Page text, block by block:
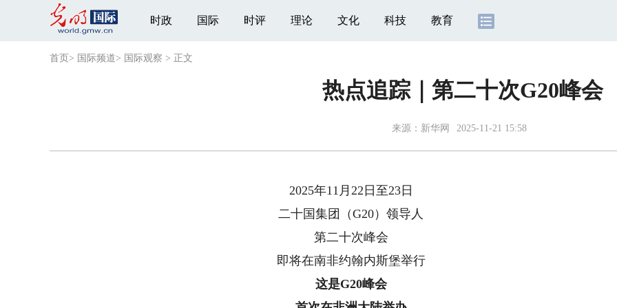
时政 国际 时评 理论 文化 科技 教育
首页 > 国际频道> 国际观察 > 正文
热点追踪｜第二十次G20峰会
来源： 新华网 2025-11-21 15:58
2025年11月22日至23日
二十国集团（G20）领导人
第二十次峰会
即将在南非约翰内斯堡举行
这是G20峰会